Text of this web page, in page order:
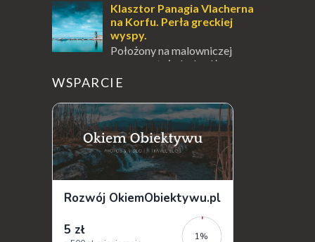
wioski, ale także coś wyjątkowego –
prawd...
Klasztor Panagia Vlacherna
na Korfu. Perła greckiej
wyspy.
Położony na malowniczej
wysepce, tuż obok półwyspu
Kanoni, Święty Klasztor Panagia Vlacherna
jest jednym z najbardziej rozpoznawalnych
symbo...
WSPARCIE